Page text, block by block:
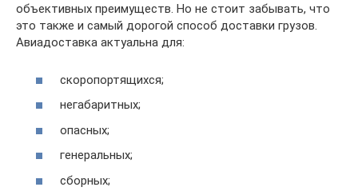
объективных преимуществ. Но не стоит забывать, что
это также и самый дорогой способ доставки грузов.
Авиадоставка актуальна для:
скоропортящихся;
негабаритных;
опасных;
генеральных;
сборных;